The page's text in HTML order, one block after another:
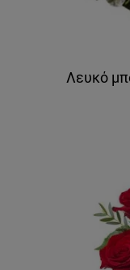
Λευκό